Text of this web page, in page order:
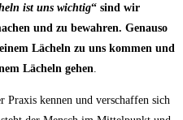
ist uns wichtig“ sind wir
und zu bewahren. Genauso
Lächeln zu uns kommen und
Lächeln gehen
kennen und verschaffen sich